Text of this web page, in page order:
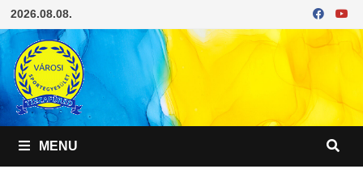
Skip
to
content
2026.08.08.
MENU